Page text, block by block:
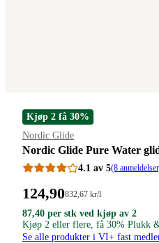
Kjøp 2 få 30%
Merke:
Nordic Glide
Nordic Glide Pure Water
4.1 av 5(8
Pris:
124,90
kroner.
124,90Stykkpris:
kroner.
832 ,67 kr/l
87,40
kroner
per
87,40
kroner.
87,40 per stk ved kjøp av 2
Kjøp 2 eller flere, få 30% Plukk
Se alle produkter i VI+ fast